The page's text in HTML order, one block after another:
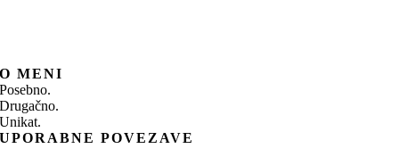
O MENI
Posebno.
Drugačno.
Unikat.
UPORABNE POVEZAVE